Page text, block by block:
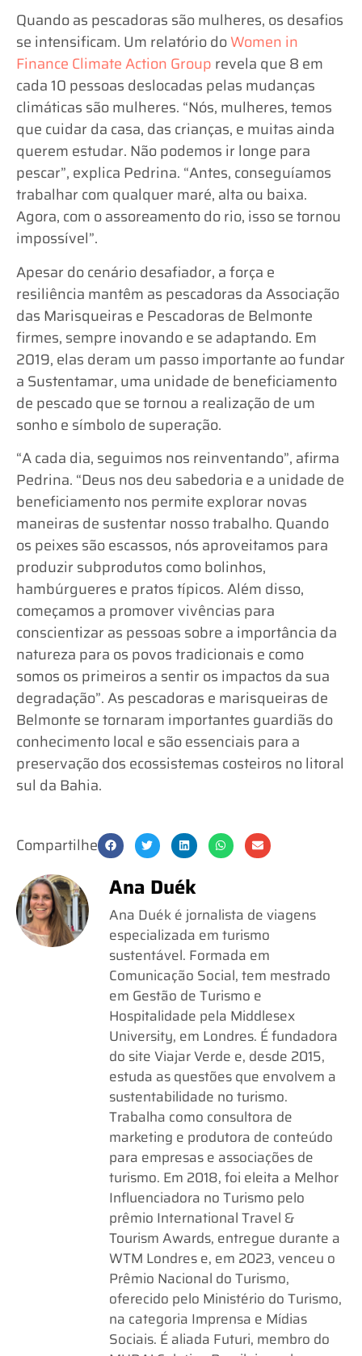
Quando as pescadoras são mulheres, os desafios
se intensificam. Um relatório doWomen in
Finance Climate Action Group revela que 8 em
cada 10 pessoas deslocadas pelas mudanças
climáticas são mulheres. “Nós, mulheres, temos
que cuidar da casa, das crianças, e muitas ainda
querem estudar. Não podemos ir longe para
pescar”, explica Pedrina. “Antes, conseguíamos
trabalhar com qualquer maré, alta ou baixa.
Agora, com o assoreamento do rio, isso se tornou
impossível”.
Apesar do cenário desafiador, a força e
resiliência mantêm as pescadoras da Associação
das Marisqueiras e Pescadoras de Belmonte
firmes, sempre inovando e se adaptando. Em
2019, elas deram um passo importante ao fundar
a Sustentamar, uma unidade de beneficiamento
de pescado que se tornou a realização de um
sonho e símbolo de superação.
“A cada dia, seguimos nos reinventando”, afirma
Pedrina. “Deus nos deu sabedoria e a unidade de
beneficiamento nos permite explorar novas
maneiras de sustentar nosso trabalho. Quando
os peixes são escassos, nós aproveitamos para
produzir subprodutos como bolinhos,
hambúrgueres e pratos típicos. Além disso,
começamos a promover vivências para
conscientizar as pessoas sobre a importância da
natureza para os povos tradicionais e como
somos os primeiros a sentir os impactos da sua
degradação”. As pescadoras e marisqueiras de
Belmonte se tornaram importantes guardiãs do
conhecimento local e são essenciais para a
preservação dos ecossistemas costeiros no litoral
sul da Bahia.
Compartilhe
Ana Duék
Ana Duék é jornalista de viagens
especializada em turismo
sustentável. Formada em
Comunicação Social, tem mestrado
em Gestão de Turismo e
Hospitalidade pela Middlesex
University, em Londres. É fundadora
do site Viajar Verde e, desde 2015,
estuda as questões que envolvem a
sustentabilidade no turismo.
Trabalha como consultora de
marketing e produtora de conteúdo
para empresas e associações de
turismo. Em 2018, foi eleita a Melhor
Influenciadora no Turismo pelo
prêmio International Travel &
Tourism Awards, entregue durante a
WTM Londres e, em 2023, venceu o
Prêmio Nacional do Turismo,
oferecido pelo Ministério do Turismo,
na categoria Imprensa e Mídias
Sociais. É aliada Futuri, membro do